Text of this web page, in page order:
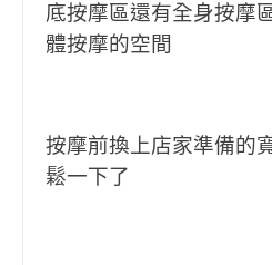
底按摩區還有全身按摩
體按摩的空間
按摩前換上店家準備的
鬆一下了